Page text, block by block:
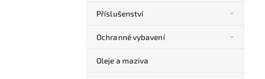
Příslušenství
Ochranné vybavení
Oleje a maziva